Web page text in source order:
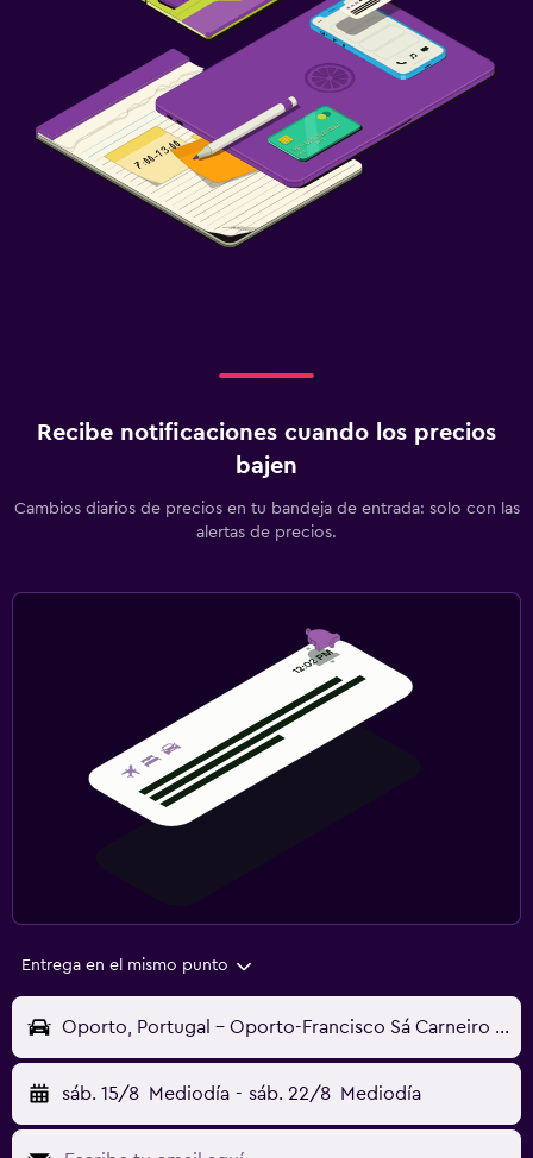
Recibe notificaciones cuando los precios
bajen
Cambios diarios de precios en tu bandeja de entrada: solo con las
alertas de precios.
Entrega en el mismo punto
Oporto, Portugal - Oporto-Francisco Sá Carneiro (OPO)
sáb. 15/8 Mediodía - sáb. 22/8 Mediodía